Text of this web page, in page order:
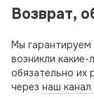
Возврат,
Мы гарантируем
возникли
обязательно
через наш канал